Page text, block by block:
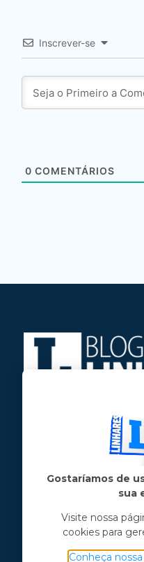
Inscrever-se
0 COMENTÁRIOS
Jose Linhares Jr é
Formado em
e tem pós-
e marketing
Menu principal
Gostaríamos de
sua
Visite nossa
cookies para
Conheça